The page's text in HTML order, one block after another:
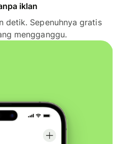
iklan
detik. Sepenuhnya gratis
mengganggu.